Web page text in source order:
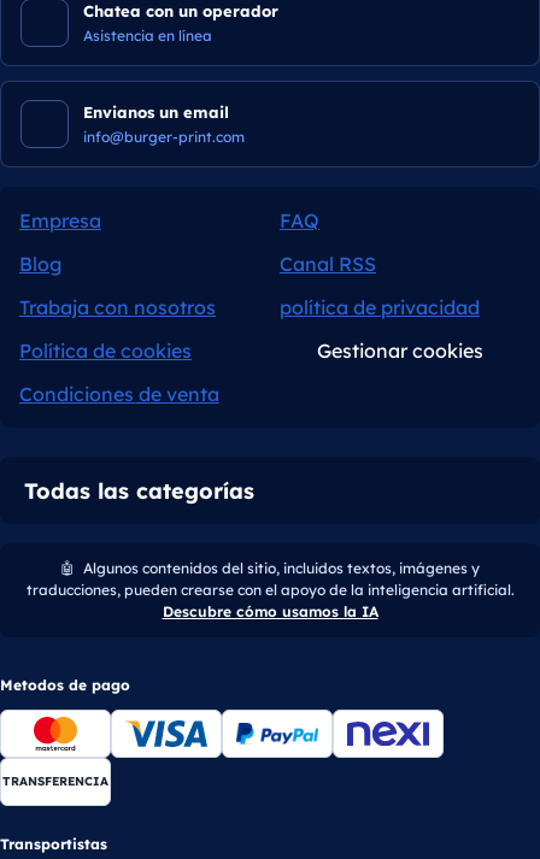
Chatea con un operador
Asistencia en línea
Envianos un email
info@burger-print.com
Empresa
FAQ
Blog
Canal RSS
Trabaja con nosotros
política de privacidad
Política de cookies
Gestionar cookies
Condiciones de venta
Todas las categorías
🤖 Algunos contenidos del sitio, incluidos textos, imágenes y
traducciones, pueden crearse con el apoyo de la inteligencia artificial.
Descubre cómo usamos la IA
Metodos de pago
TRANSFERENCIA
Transportistas